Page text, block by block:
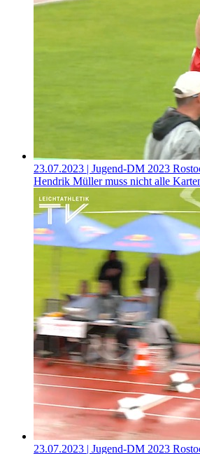
23.07.2023 | Jugend-DM 2023
Hendrik Müller muss nicht alle
23.07.2023 | Jugend-DM 2023